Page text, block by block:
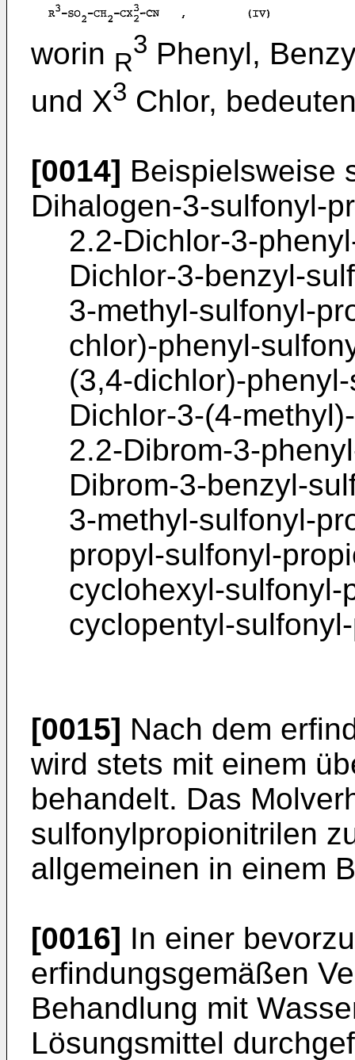
worin R
3 Phenyl,
und X3 Chlor,
[0014] Beispielsweise
Dihalogen-3-sulfonyl-
2.2-Dichlor-3-
Dichlor-3-benzyl-
3-methyl-sulfonyl-
chlor)-phenyl-
(3,4-dichlor)-
Dichlor-3-(4-
2.2-Dibrom-3-
Dibrom-3-benzyl-
3-methyl-sulfonyl-
propyl-sulfonyl-
cyclohexyl-sulfonyl-
cyclopentyl-
[0015] Nach dem
wird stets mit einem
behandelt. Das
sulfonylpropionitrilen
allgemeinen in einem
[0016] In einer
erfindungsgemäßen
Behandlung mit
Lösungsmittel